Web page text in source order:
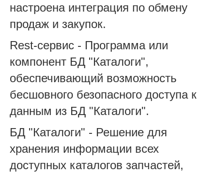
настроена интеграция по обмену
продаж и закупок.
Rest-сервис - Программа или
компонент БД "Каталоги",
обеспечивающий возможность
бесшовного безопасного доступа к
данным из БД "Каталоги".
БД "Каталоги" - Решение для
хранения информации всех
доступных каталогов запчастей,